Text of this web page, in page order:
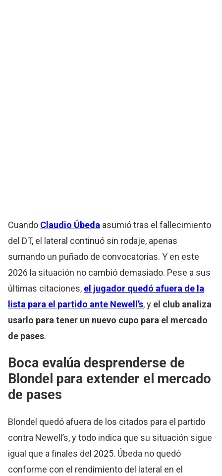
Cuando Claudio Úbeda asumió tras el fallecimiento
del DT, el lateral continuó sin rodaje, apenas
sumando un puñado de convocatorias. Y en este
2026 la situación no cambió demasiado. Pese a sus
últimas citaciones, el jugador quedó afuera de la
lista para el partido ante Newell’s, y el club analiza
usarlo para tener un nuevo cupo para el mercado
de pases.
Boca evalúa desprenderse de
Blondel para extender el mercado
de pases
Blondel quedó afuera de los citados para el partido
contra Newell’s, y todo indica que su situación sigue
igual que a finales del 2025. Úbeda no quedó
conforme con el rendimiento del lateral en el